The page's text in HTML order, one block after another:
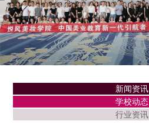
新闻资讯
学校动态
行业资讯